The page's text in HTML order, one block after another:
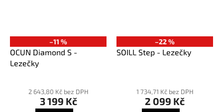
–11 %
OCUN Diamond S -
Lezečky
hodnocení
produktu
2 643,80 Kč bez DPH
3 199 Kč
–22 %
SOILL Step - Lezečky
hodnocení
produktu
1 734,71 Kč bez DPH
2 099 Kč